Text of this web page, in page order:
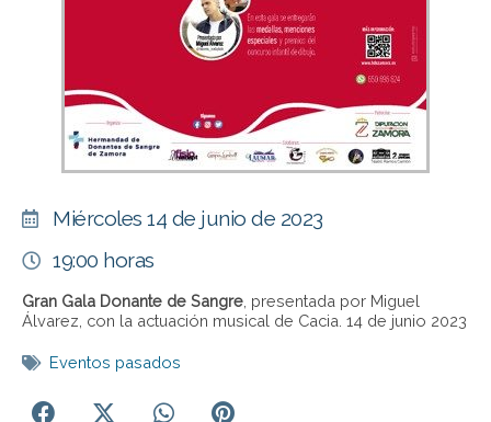
Miércoles 14 de junio de 2023
19:00 horas
Gran Gala Donante de Sangre , presentada por Miguel
Álvarez, con la actuación musical de Cacia. 14 de junio 2023
Eventos pasados